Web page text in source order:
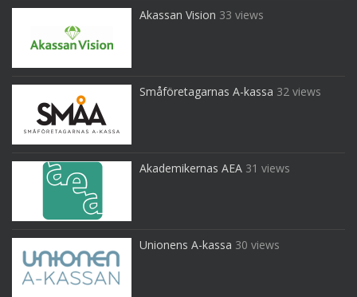
Akassan Vision 33 views
Småföretagarnas A-kassa 32 views
Akademikernas AEA 31 views
Unionens A-kassa 30 views